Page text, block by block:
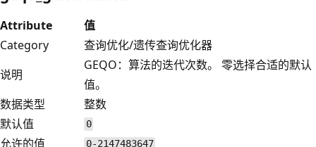
Attribute
值
Category
查询优化/遗传查询优化器
说明
GEQO：算法的迭代次数。 零选择合适的默认
值。
数据类型
整数
默认值
0
允许的值 0-2147483647